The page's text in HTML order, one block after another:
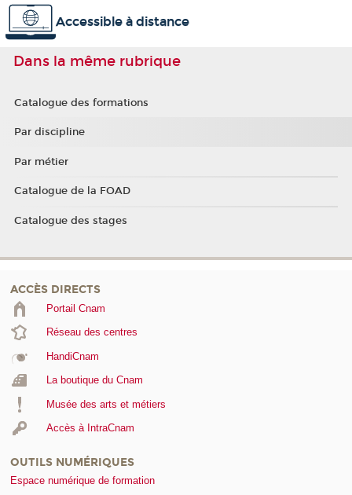
Accessible à distance
Dans la même rubrique
Catalogue des formations
Par discipline
Par métier
Catalogue de la FOAD
Catalogue des stages
ACCÈS DIRECTS
Portail Cnam
Réseau des centres
HandiCnam
La boutique du Cnam
Musée des arts et métiers
Accès à IntraCnam
OUTILS NUMÉRIQUES
Espace numérique de formation